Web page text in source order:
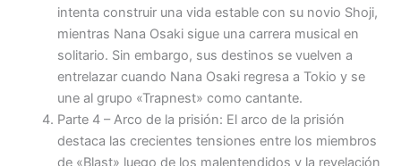
intenta construir una vida estable con su novio Shoji,
mientras Nana Osaki sigue una carrera musical en
solitario. Sin embargo, sus destinos se vuelven a
entrelazar cuando Nana Osaki regresa a Tokio y se
une al grupo «Trapnest» como cantante.
Parte 4 – Arco de la prisión: El arco de la prisión
destaca las crecientes tensiones entre los miembros
de «Blast» luego de los malentendidos y la revelación